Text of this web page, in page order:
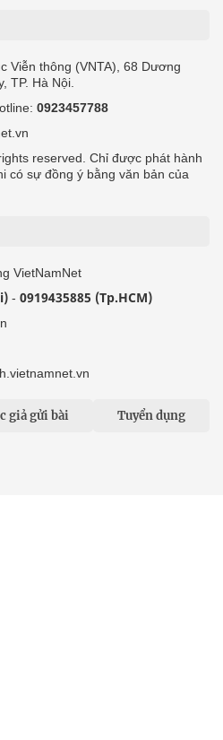
Viễn thông (VNTA), 68 Dương
TP. Hà Nội.
0923457788
reserved. Chỉ được phát hành
có sự đồng ý bằng văn bản của
VietNamNet
- 0919435885 (Tp.HCM)
giả gửi bài Tuyển dụng